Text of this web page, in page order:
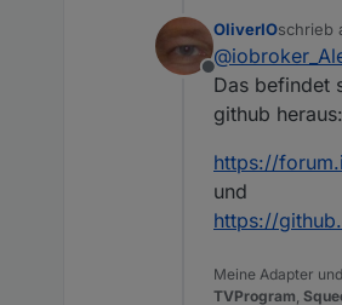
Offline
OliverIOschrieb
zuletzt
@
Das befindet
github heraus:
https://
und
https://
Meine Adapter
TVProgram